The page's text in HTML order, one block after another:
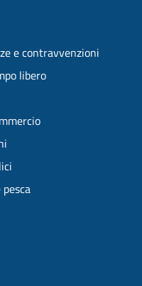
e contravvenzioni
libero